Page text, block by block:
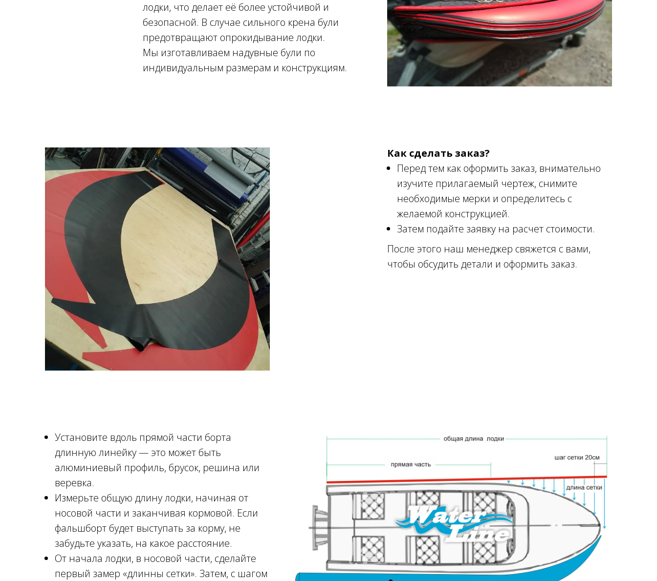
лодки, что делает её более устойчивой и
безопасной. В случае сильного крена були
предотвращают опрокидывание лодки.
Мы изготавливаем надувные були по
индивидуальным размерам и конструкциям.
Как сделать заказ?
Перед тем как оформить заказ, внимательно
изучите прилагаемый чертеж, снимите
необходимые мерки и определитесь с
желаемой конструкцией.
Затем подайте заявку на расчет стоимости.
После этого наш менеджер свяжется с вами,
чтобы обсудить детали и оформить заказ.
Установите вдоль прямой части борта
длинную линейку — это может быть
алюминиевый профиль, брусок, решина или
веревка.
Измерьте общую длину лодки, начиная от
носовой части и заканчивая кормовой. Если
фальшборт будет выступать за корму, не
забудьте указать, на какое расстояние.
От начала лодки, в носовой части, сделайте
первый замер «длинны сетки». Затем, с шагом